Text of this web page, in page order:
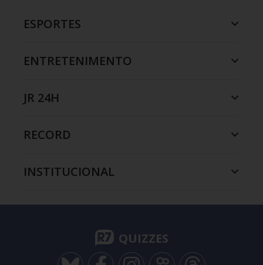
ESPORTES
ENTRETENIMENTO
JR 24H
RECORD
INSTITUCIONAL
QUIZZES